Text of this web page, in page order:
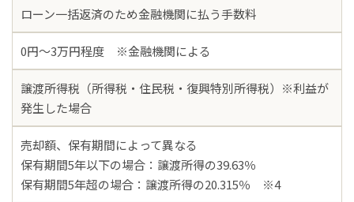
ローン一括返済のため金融機関に払う手数料
0円〜3万円程度 ※金融機関による
譲渡所得税（所得税・住民税・復興特別所得税）※利益が
発生した場合
売却額、保有期間によって異なる
保有期間5年以下の場合：譲渡所得の39.63％
保有期間5年超の場合：譲渡所得の20.315％ ※4